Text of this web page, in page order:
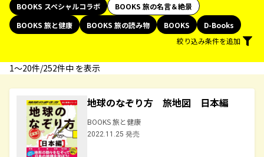
BOOKS スペシャルコラボ
BOOKS 旅の名言＆絶景
BOOKS 旅と健康
BOOKS 旅の読み物 BOOKS
D-Books
絞り込み条件を追加
1〜20件/252件中 を表示
地球のなぞり方 旅地図 日本編
BOOKS 旅と健康
2022.11.25 発売